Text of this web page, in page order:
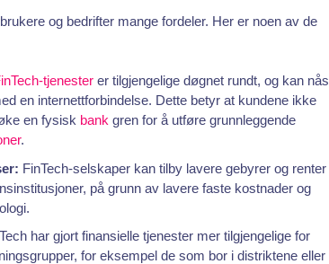
og bedrifter mange fordeler. Her er noen av de
tjenester er tilgjengelige døgnet rundt, og kan nås
en internettforbindelse. Dette betyr at kundene ikke
en fysisk bank gren for å utføre grunnleggende
.
FinTech-selskaper kan tilby lavere gebyrer og renter
på grunn av lavere faste kostnader og
har gjort finansielle tjenester mer tilgjengelige for
for eksempel de som bor i distriktene eller